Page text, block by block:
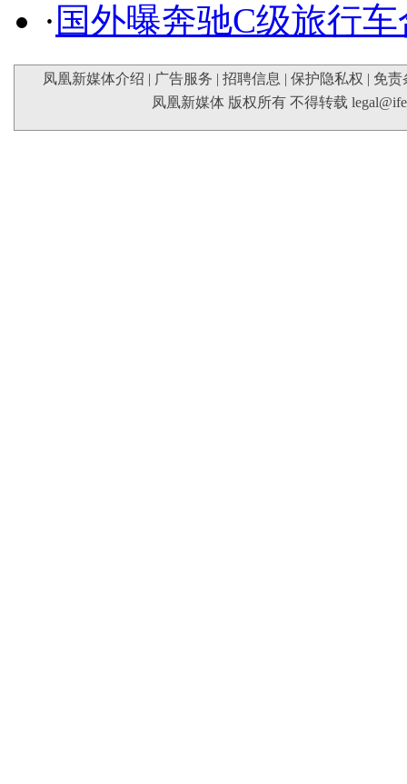
· 国外曝奔驰C级旅行
凤凰新媒体介绍 | 广告服务 | 招聘信息 | 保护隐私权 | 免责
凤凰新媒体 版权所有 不得转载